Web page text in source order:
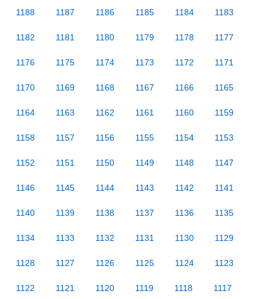
1188 1187 1186 1185 1184 1183
1182 1181 1180 1179 1178 1177
1176 1175 1174 1173 1172 1171
1170 1169 1168 1167 1166 1165
1164 1163 1162 1161 1160 1159
1158 1157 1156 1155 1154 1153
1152 1151 1150 1149 1148 1147
1146 1145 1144 1143 1142 1141
1140 1139 1138 1137 1136 1135
1134 1133 1132 1131 1130 1129
1128 1127 1126 1125 1124 1123
1122 1121 1120 1119 1118 1117